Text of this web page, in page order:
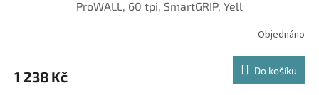
ProWALL, 60 tpi, SmartGRIP, Yell
Objednáno
1 238 Kč Do košíku